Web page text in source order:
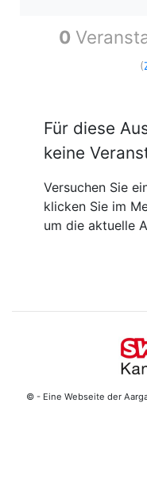
0
(
Für diese
keine
Versuchen Sie
klicken Sie im
um die aktuelle
© - Eine Webseite der